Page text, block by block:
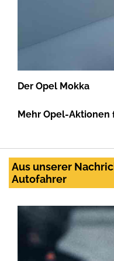
Der Opel Mokka
Mehr Opel-Aktionen
Aus unserer
Autofahrer